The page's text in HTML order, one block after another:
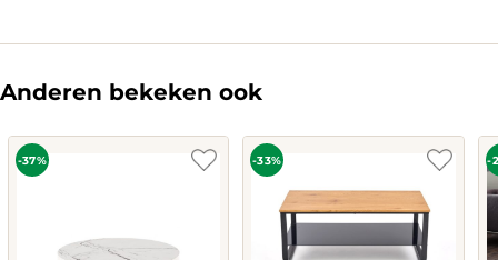
Anderen bekeken ook
-37% -33% -